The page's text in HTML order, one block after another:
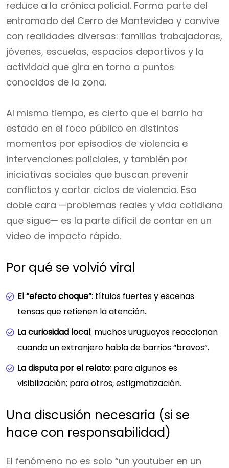
reduce a la crónica policial. Forma parte del
entramado del Cerro de Montevideo y convive
con realidades diversas: familias trabajadoras,
jóvenes, escuelas, espacios deportivos y la
actividad que gira en torno a puntos
conocidos de la zona.
Al mismo tiempo, es cierto que el barrio ha
estado en el foco público en distintos
momentos por episodios de violencia e
intervenciones policiales, y también por
iniciativas sociales que buscan prevenir
conflictos y cortar ciclos de violencia. Esa
doble cara —problemas reales y vida cotidiana
que sigue— es la parte difícil de contar en un
video de impacto rápido.
Por qué se volvió viral
El “efecto choque”: títulos fuertes y escenas
tensas que retienen la atención.
La curiosidad local: muchos uruguayos reaccionan
cuando un extranjero habla de barrios “bravos”.
La disputa por el relato: para algunos es
visibilización; para otros, estigmatización.
Una discusión necesaria (si se
hace con responsabilidad)
El fenómeno no es solo “un youtuber en un